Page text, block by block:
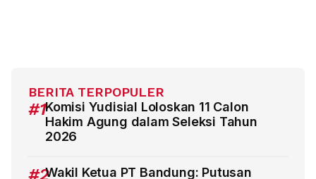
BERITA TERPOPULER
#1Komisi Yudisial Loloskan 11 Calon
Hakim Agung dalam Seleksi Tahun
2026
#2Wakil Ketua PT Bandung: Putusan